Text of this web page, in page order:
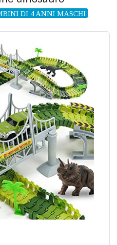
DI 4 ANNI MASCHI